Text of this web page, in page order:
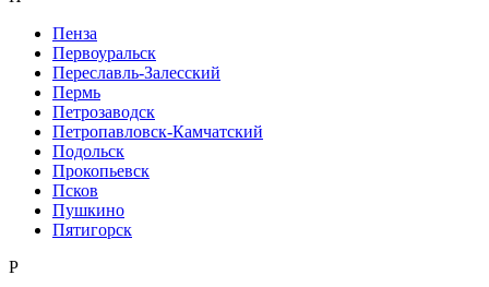
Пенза
Первоуральск
Переславль-Залесский
Пермь
Петрозаводск
Петропавловск-Камчатский
Подольск
Прокопьевск
Псков
Пушкино
Пятигорск
Р